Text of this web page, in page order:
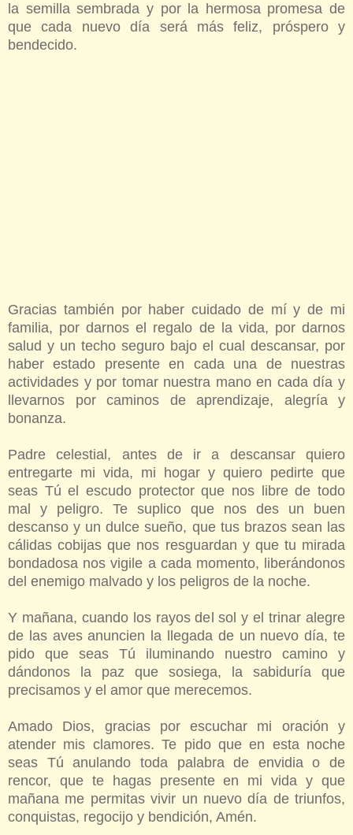
la semilla sembrada y por la hermosa promesa de
que cada nuevo día será más feliz, próspero y
bendecido.
Gracias también por haber cuidado de mí y de mi
familia, por darnos el regalo de la vida, por darnos
salud y un techo seguro bajo el cual descansar, por
haber estado presente en cada una de nuestras
actividades y por tomar nuestra mano en cada día y
llevarnos por caminos de aprendizaje, alegría y
bonanza.
Padre celestial, antes de ir a descansar quiero
entregarte mi vida, mi hogar y quiero pedirte que
seas Tú el escudo protector que nos libre de todo
mal y peligro. Te suplico que nos des un buen
descanso y un dulce sueño, que tus brazos sean las
cálidas cobijas que nos resguardan y que tu mirada
bondadosa nos vigile a cada momento, liberándonos
del enemigo malvado y los peligros de la noche.
Y mañana, cuando los rayos del sol y el trinar alegre
de las aves anuncien la llegada de un nuevo día, te
pido que seas Tú iluminando nuestro camino y
dándonos la paz que sosiega, la sabiduría que
precisamos y el amor que merecemos.
Amado Dios, gracias por escuchar mi oración y
atender mis clamores. Te pido que en esta noche
seas Tú anulando toda palabra de envidia o de
rencor, que te hagas presente en mi vida y que
mañana me permitas vivir un nuevo día de triunfos,
conquistas, regocijo y bendición, Amén.